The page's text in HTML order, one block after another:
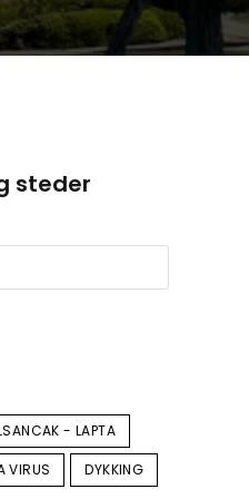
steder
- LAPTA
VIRUS DYKKING